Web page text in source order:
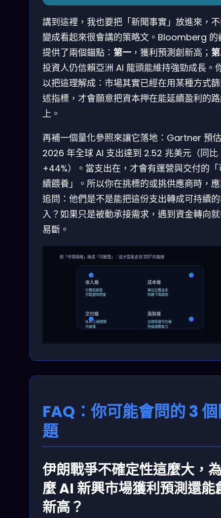
講到這裡，我也要把「新聞事實」放進來，
變成看起來很會講的策略文。Bloomberg 的
提供了兩個錨點： 第一 ，獲利預測創新高；
投資人仍信賴亞洲 AI 龍頭能維持強勁成長。
以把這理解成：市場其實已經在用某種方式
述指標，才會願意把資本押在能延續盈利的
上。
再補一個量化參照來讓它落地：Gartner 預估
2026 年全球 AI 支出達到 2.52 兆美元（同比
+44%）。當支出在，才會有運營與交付的「
續餵養」。所以你在挑標的或挑供應商時，
追問：他們是不是能把這份支出轉成可持續
入？如果只是被動承接需求，遇到資金轉向
易斷。
收入端 成本端
交付端 風險端
付費與變現
可驗證時間窗
單位任務成本
持續下降趨勢
SLA/上線週期
可維運
合規與替代方案
快速調整能力
把「市場情緒」換成「可驗證」：這才是能走到 2027 的路線
FAQ：你可能會問的 3
題
伊朗戰爭不確定性這麼大，
麼 AI 新興市場獲利預測還能
新高？